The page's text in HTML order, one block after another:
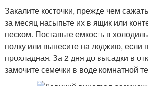
Закалите косточки, прежде чем
за месяц насыпьте их в ящик или
песком. Поставьте емкость в
полку или вынесите на лоджию, если
прохладная. За 2 дня до высадки в
замочите семечки в воде комнатной